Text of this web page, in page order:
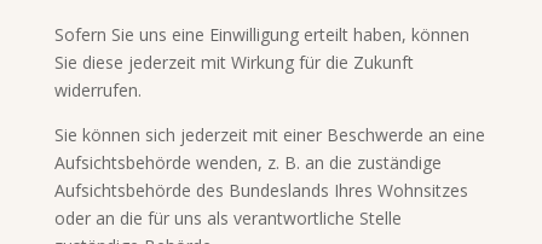
Sofern Sie uns eine Einwilligung erteilt haben, können
Sie diese jederzeit mit Wirkung für die Zukunft
widerrufen.
Sie können sich jederzeit mit einer Beschwerde an eine
Aufsichtsbehörde wenden, z. B. an die zuständige
Aufsichtsbehörde des Bundeslands Ihres Wohnsitzes
oder an die für uns als verantwortliche Stelle